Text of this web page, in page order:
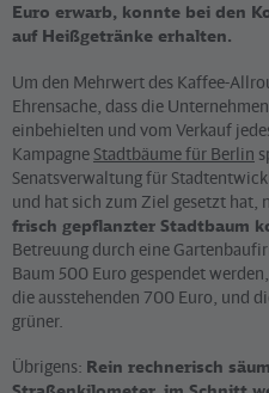
Euro erwarb, konnte bei den
auf Heißgetränke erhalten.
Um den Mehrwert des Kaffee-
Ehrensache, dass die
einbehielten und vom Verkauf
Kampagne Stadtbäume für Berlin
Senatsverwaltung für
und hat sich zum Ziel gesetzt hat,
frisch gepflanzter Stadtbaum
Betreuung durch eine
Baum 500 Euro gespendet
die ausstehenden 700 Euro, und
grüner.
Übrigens: Rein rechnerisch